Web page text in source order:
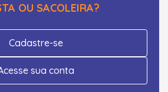
OU SACOLEIRA?
Cadastre-se
sua conta